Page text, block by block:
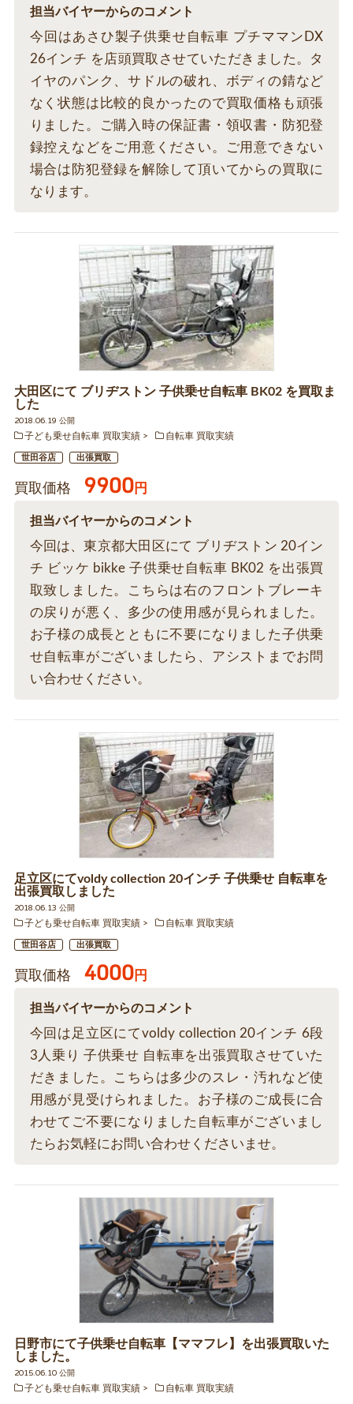
担当バイヤーからのコメント
今回はあさひ製子供乗せ自転車 プチママンDX
26インチ を店頭買取させていただきました。タ
イヤのパンク、サドルの破れ、ボディの錆など
なく状態は比較的良かったので買取価格も頑張
りました。ご購入時の保証書・領収書・防犯登
録控えなどをご用意ください。ご用意できない
場合は防犯登録を解除して頂いてからの買取に
なります。
大田区にて ブリヂストン 子供乗せ自転車 BK02 を買取ま
した
2018.06.19 公開
子ども乗せ自転車 買取実績
自転車 買取実績
世田谷店 出張買取
買取価格 9900円
担当バイヤーからのコメント
今回は、東京都大田区にて ブリヂストン 20イン
チ ビッケ bikke 子供乗せ自転車 BK02 を出張買
取致しました。こちらは右のフロントブレーキ
の戻りが悪く、多少の使用感が見られました。
お子様の成長とともに不要になりました子供乗
せ自転車がございましたら、アシストまでお問
い合わせください。
足立区にてvoldy collection 20インチ 子供乗せ 自転車を
出張買取しました
2018.06.13 公開
子ども乗せ自転車 買取実績
自転車 買取実績
世田谷店 出張買取
買取価格 4000円
担当バイヤーからのコメント
今回は足立区にてvoldy collection 20インチ 6段
3人乗り 子供乗せ 自転車を出張買取させていた
だきました。こちらは多少のスレ・汚れなど使
用感が見受けられました。お子様のご成長に合
わせてご不要になりました自転車がございまし
たらお気軽にお問い合わせくださいませ。
日野市にて子供乗せ自転車【ママフレ】を出張買取いた
しました。
2015.06.10 公開
子ども乗せ自転車 買取実績
自転車 買取実績